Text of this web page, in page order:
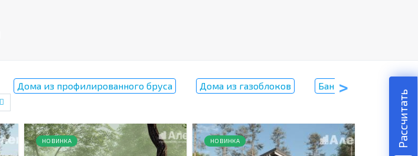
Дома из профилированного бруса Дома из газоблоков Бани
НОВИНКА НОВИНКА Рассчитать